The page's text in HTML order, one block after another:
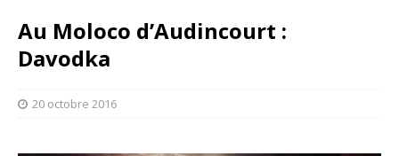
Au Moloco d’Audincourt :
Davodka
20 octobre 2016